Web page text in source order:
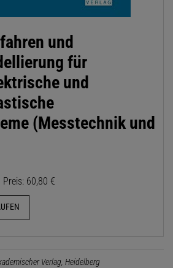
und
für
und
(Messtechnik und
60,80 €
Verlag, Heidelberg